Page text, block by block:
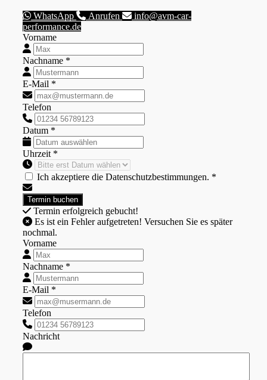
WhatsApp Anrufen
info@avm-car-
performance.de
Vorname
Nachname *
E-Mail *
Telefon
Datum *
Uhrzeit *
Ich akzeptiere die Datenschutzbestimmungen. *
Termin erfolgreich gebucht!
nochmal.
Vorname
Nachname *
E-Mail *
Telefon
Nachricht